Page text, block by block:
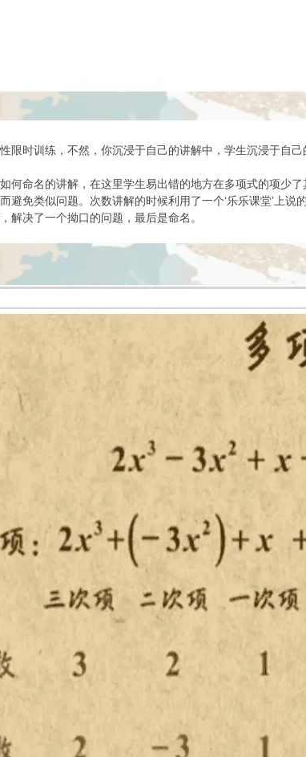
限时训练，不然，你沉浸于自己的讲解中，学生沉浸于自己
何命名的讲解，在这里学生易出错的地方在多项式的项少
避免类似问题。次数讲解的时候利用了一个‘乐乐课堂’上说
解决了一个拗口的问题，最后是命名。